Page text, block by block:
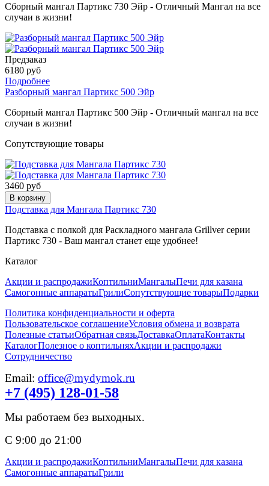
Сборный мангал Партикс 730 Эйр - Отличный Мангал на все
случаи в жизни!
Предзаказ
6180 руб
Подробнее
Разборный мангал Партикс 500 Эйр
Сборный мангал Партикс 500 Эйр - Отличный мангал на все
случаи в жизни!
Сопутствующие товары
3460 руб
В корзину
Подставка для Мангала Партикс 730
Подставка с полкой для Раскладного мангала Grillver серии
Партикс 730 - Ваш мангал станет еще удобнее!
Каталог
Акции и распродажиКоптильниМангалыПечи для казана
Самогонные аппаратыГрилиСопутствующие товарыПодарки
Политика конфиденциальности и оферта
Пользовательское соглашениеУсловия обмена и возврата
Полезные статьиОбратная связьДоставкаОплатаКонтакты
КаталогПолезное о коптильняхАкции и распродажи
Сотрудничество
Email: office@mydymok.ru
+7 (495) 128-01-58
Мы работаем без выходных.
С 9:00 до 21:00
Акции и распродажиКоптильниМангалыПечи для казана
Самогонные аппаратыГрили